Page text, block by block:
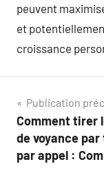
peuvent
et
croissance
de
l’article
Publication
Comment tirer
de voyance
par appel :